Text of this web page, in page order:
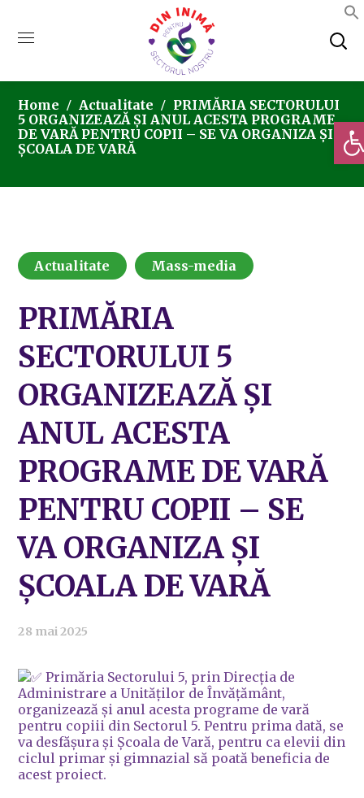
Home Actualitate
PRIMĂRIA SECTORULUI
5 ORGANIZEAZĂ ȘI ANUL ACESTA PROGRAME
DE VARĂ PENTRU COPII – SE VA ORGANIZA ȘI
ȘCOALA DE VARĂ
Actualitate Mass-media
PRIMĂRIA
SECTORULUI 5
ORGANIZEAZĂ ȘI
ANUL ACESTA
PROGRAME DE VARĂ
PENTRU COPII – SE
VA ORGANIZA ȘI
ȘCOALA DE VARĂ
28 mai 2025
Primăria Sectorului 5, prin Direcția de
Administrare a Unităților de Învățământ,
organizează și anul acesta programe de vară
pentru copiii din Sectorul 5. Pentru prima dată, se
va desfășura și Școala de Vară, pentru ca elevii din
ciclul primar și gimnazial să poată beneficia de
acest proiect.